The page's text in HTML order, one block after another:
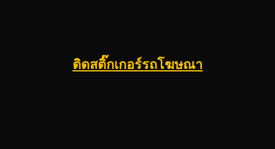
ติดสติ๊กเกอร์รถโฆษณา